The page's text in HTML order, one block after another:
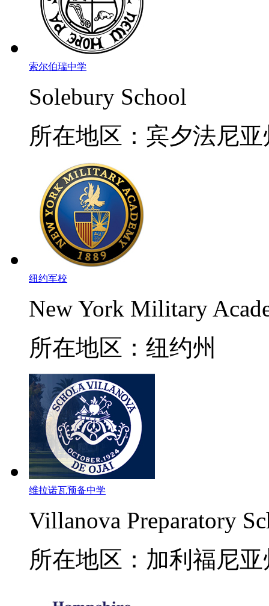
索尔伯瑞中学
Solebury School
所在地区：宾夕法尼亚
纽约军校
New York Military
所在地区：纽约州
维拉诺瓦预备中学
Villanova Preparatory
所在地区：加利福尼亚